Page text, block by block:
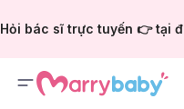
Hỏi bác sĩ trực tuyến 👉 tại